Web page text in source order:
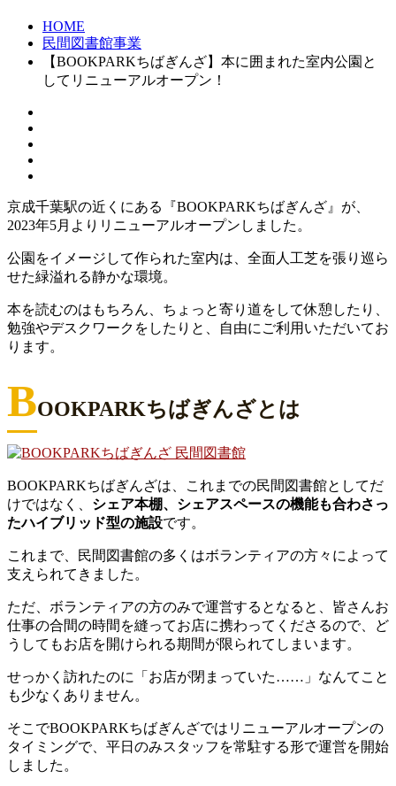
HOME
民間図書館事業
【BOOKPARKちばぎんざ】本に囲まれた室内公園と
してリニューアルオープン！
京成千葉駅の近くにある『BOOKPARKちばぎんざ』が、
2023年5月よりリニューアルオープンしました。
公園をイメージして作られた室内は、全面人工芝を張り巡ら
せた緑溢れる静かな環境。
本を読むのはもちろん、ちょっと寄り道をして休憩したり、
勉強やデスクワークをしたりと、自由にご利用いただいてお
ります。
BOOKPARKちばぎんざとは
BOOKPARKちばぎんざは、これまでの民間図書館としてだ
けではなく、 シェア本棚、シェアスペースの機能も合わさっ
たハイブリッド型の施設です。
これまで、民間図書館の多くはボランティアの方々によって
支えられてきました。
ただ、ボランティアの方のみで運営するとなると、皆さんお
仕事の合間の時間を縫ってお店に携わってくださるので、ど
うしてもお店を開けられる期間が限られてしまいます。
せっかく訪れたのに「お店が閉まっていた……」なんてこと
も少なくありません。
そこでBOOKPARKちばぎんざではリニューアルオープンの
タイミングで、平日のみスタッフを常駐する形で運営を開始
しました。